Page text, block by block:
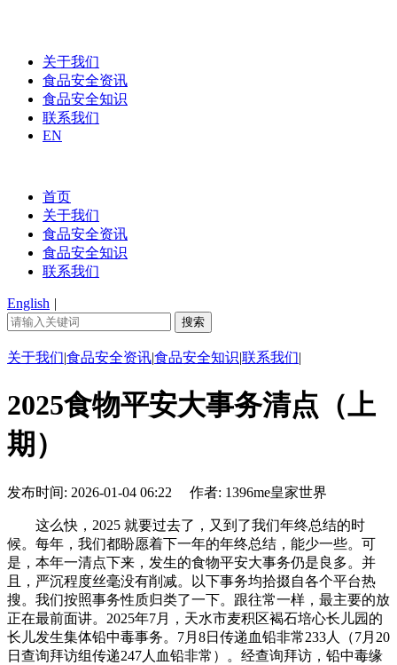
关于我们
食品安全资讯
食品安全知识
联系我们
EN
首页
关于我们
食品安全资讯
食品安全知识
联系我们
English |
关于我们|食品安全资讯|食品安全知识|联系我们|
2025食物平安大事务清点（上
期）
发布时间: 2026-01-04 06:22 作者: 1396me皇家世界
这么快，2025 就要过去了，又到了我们年终总结的时
候。每年，我们都盼愿着下一年的年终总结，能少一些。可
是，本年一清点下来，发生的食物平安大事务仍是良多。并
且，严沉程度丝毫没有削减。以下事务均拾掇自各个平台热
搜。我们按照事务性质归类了一下。跟往常一样，最主要的放
正在最前面讲。2025年7月，天水市麦积区褐石培心长儿园的
长儿发生集体铅中毒事务。7月8日传递血铅非常233人（7月20
日查询拜访组传递247人血铅非常）。经查询拜访，铅中毒缘